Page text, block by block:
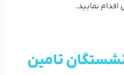
اقدام نمایید.
تامین